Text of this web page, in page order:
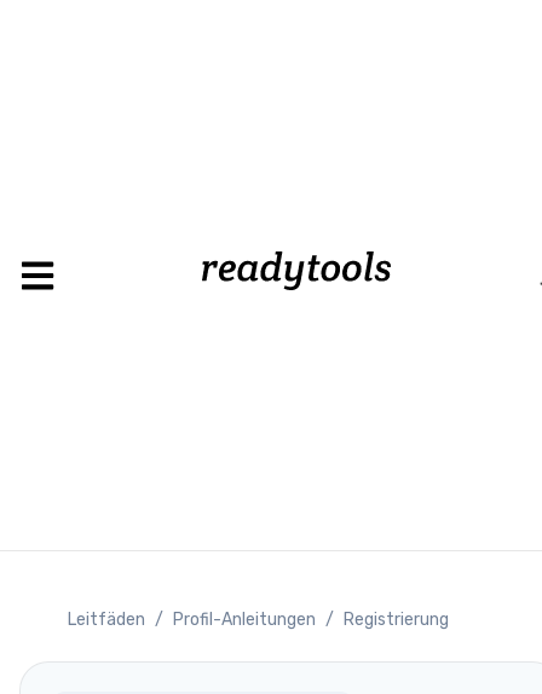
Leitfäden / Profil-Anleitungen / Registrierung